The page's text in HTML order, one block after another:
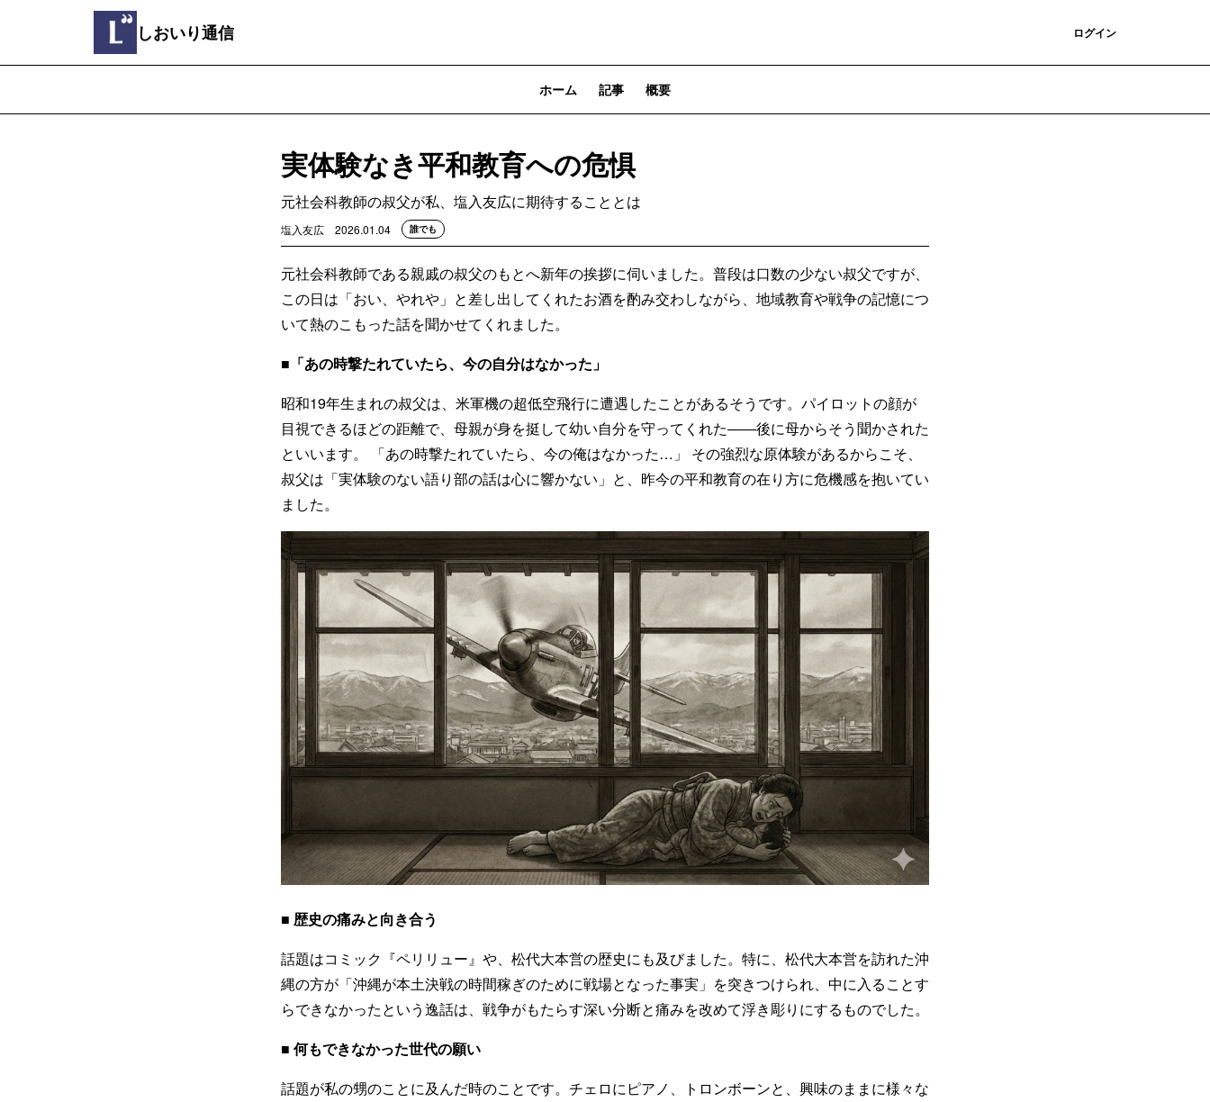
しおいり通信 ログイン
ホーム 記事 概要
実体験なき平和教育への危惧
元社会科教師の叔父が私、塩入友広に期待することとは
塩入友広 2026.01.04 誰でも
元社会科教師である親戚の叔父のもとへ新年の挨拶に伺いました。普段は口数の少ない叔父ですが、
この日は「おい、やれや」と差し出してくれたお酒を酌み交わしながら、地域教育や戦争の記憶につ
いて熱のこもった話を聞かせてくれました。
■「あの時撃たれていたら、今の自分はなかった」
昭和19年生まれの叔父は、米軍機の超低空飛行に遭遇したことがあるそうです。パイロットの顔が
目視できるほどの距離で、母親が身を挺して幼い自分を守ってくれた――後に母からそう聞かされた
といいます。 「あの時撃たれていたら、今の俺はなかった…」 その強烈な原体験があるからこそ、
叔父は「実体験のない語り部の話は心に響かない」と、昨今の平和教育の在り方に危機感を抱いてい
ました。
■ 歴史の痛みと向き合う
話題はコミック『ペリリュー』や、松代大本営の歴史にも及びました。特に、松代大本営を訪れた沖
縄の方が「沖縄が本土決戦の時間稼ぎのために戦場となった事実」を突きつけられ、中に入ることす
らできなかったという逸話は、戦争がもたらす深い分断と痛みを改めて浮き彫りにするものでした。
■ 何もできなかった世代の願い
話題が私の甥のことに及んだ時のことです。チェロにピアノ、トロンボーンと、興味のままに様々な